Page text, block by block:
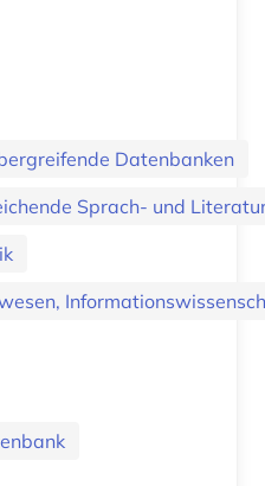
Datenbanken
Sprach- und